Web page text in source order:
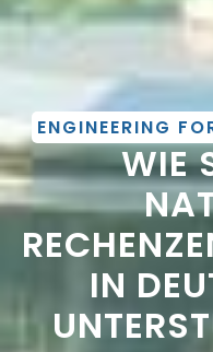
ENGINEERING
WIE
IN